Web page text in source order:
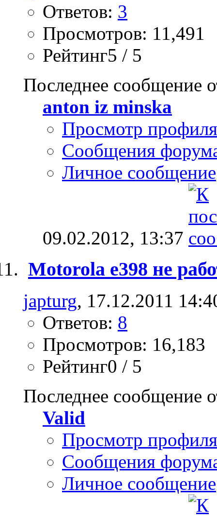
Ответов: 3
Просмотров: 11,491
Рейтинг5 / 5
Последнее сообщение
anton iz minska
Просмотр профиля
Сообщения
Личное сообщение
09.02.2012, 13:37
Motorola e398 не
japturg, 17.12.2011
Ответов: 8
Просмотров: 16,183
Рейтинг0 / 5
Последнее сообщение
Valid
Просмотр профиля
Сообщения
Личное сообщение